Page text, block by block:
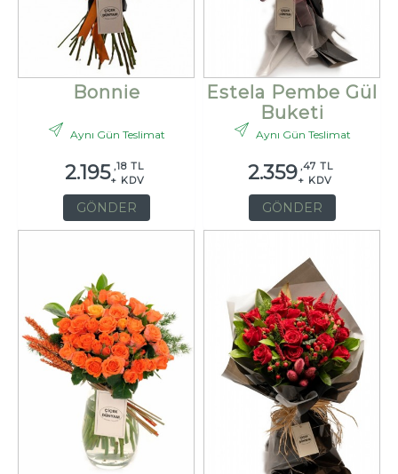
Bonnie
Aynı Gün Teslimat
2.195 ,18 TL
+ KDV
GÖNDER
Estela Pembe Gül
Buketi
Aynı Gün Teslimat
2.359 ,47 TL
+ KDV
GÖNDER